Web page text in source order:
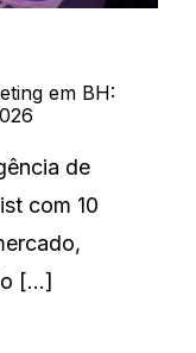
em BH:
de
com 10
[…]